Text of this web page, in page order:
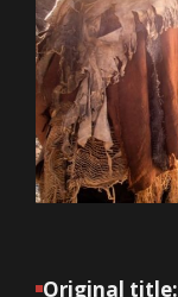
Original title: